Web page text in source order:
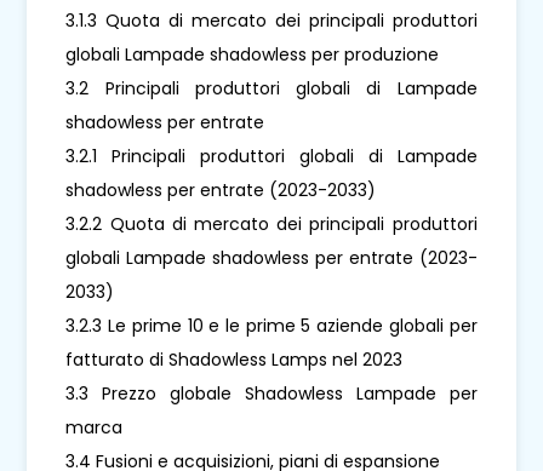
3.1.3 Quota di mercato dei principali produttori
globali Lampade shadowless per produzione
3.2 Principali produttori globali di Lampade
shadowless per entrate
3.2.1 Principali produttori globali di Lampade
shadowless per entrate (2023-2033)
3.2.2 Quota di mercato dei principali produttori
globali Lampade shadowless per entrate (2023-
2033)
3.2.3 Le prime 10 e le prime 5 aziende globali per
fatturato di Shadowless Lamps nel 2023
3.3 Prezzo globale Shadowless Lampade per
marca
3.4 Fusioni e acquisizioni, piani di espansione